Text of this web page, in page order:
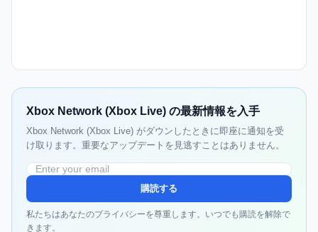
Xbox Network (Xbox Live) の最新情報を入手
Xbox Network (Xbox Live) がダウンしたときに即座に通知を受
け取ります。重要なアップデートを見逃すことはありません。
購読する
私たちはあなたのプライバシーを尊重します。いつでも購読を解除で
きます。